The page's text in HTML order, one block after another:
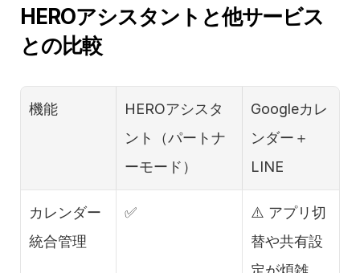
HEROアシスタントと他サービス
との比較
機能
HEROアシスタ
ント（パートナ
ーモード）
Googleカレ
ンダー＋
LINE
カレンダー
統合管理
✅
⚠️ アプリ切
替や共有設